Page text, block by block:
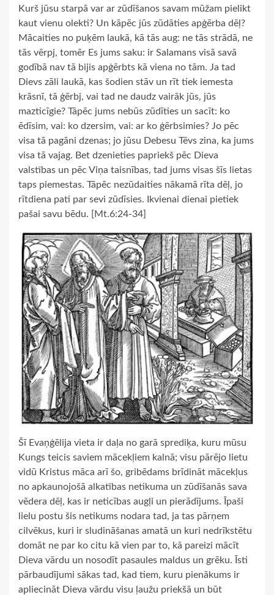
Kurš jūsu starpā var ar zūdīšanos savam mūžam pielikt
kaut vienu olekti? Un kāpēc jūs zūdāties apģērba dēļ?
Mācaities no puķēm laukā, kā tās aug: ne tās strādā, ne
tās vērpj, tomēr Es jums saku: ir Salamans visā savā
godībā nav tā bijis apģērbts kā viena no tām. Ja tad
Dievs zāli laukā, kas šodien stāv un rīt tiek iemesta
krāsnī, tā ģērbj, vai tad ne daudz vairāk jūs, jūs
mazticīgie? Tāpēc jums nebūs zūdīties un sacīt: ko
ēdīsim, vai: ko dzersim, vai: ar ko ģērbsimies? Jo pēc
visa tā pagāni dzenas; jo jūsu Debesu Tēvs zina, ka jums
visa tā vajag. Bet dzenieties papriekš pēc Dieva
valstības un pēc Viņa taisnības, tad jums visas šīs lietas
taps piemestas. Tāpēc nezūdaities nākamā rīta dēļ, jo
rītdiena pati par sevi zūdīsies. Ikvienai dienai pietiek
pašai savu bēdu. [Mt.6:24-34]
Šī Evaņģēlija vieta ir daļa no garā sprediķa, kuru mūsu
Kungs teicis saviem mācekļiem kalnā; visu pārējo lietu
vidū Kristus māca arī šo, gribēdams brīdināt mācekļus
no apkaunojošā alkatības netikuma un zūdīšanās sava
vēdera dēļ, kas ir neticības augļi un pierādījums. Īpaši
lielu postu šis netikums nodara tad, ja tas pārņem
cilvēkus, kuri ir sludināšanas amatā un kuri nedrīkstētu
domāt ne par ko citu kā vien par to, kā pareizi mācīt
Dieva vārdu un nosodīt pasaules maldus un grēku. Īsti
pārbaudījumi sākas tad, kad tiem, kuru pienākums ir
apliecināt Dieva vārdu visu ļaužu priekšā un būt